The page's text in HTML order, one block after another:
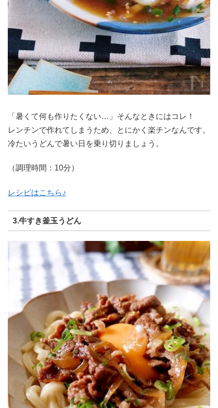
「暑くて何も作りたくない…」そんなときにはコレ！
レンチンで作れてしまうため、とにかく楽チンなんです。
冷たいうどんで暑い日を乗り切りましょう。
（調理時間：10分）
レシピはこちら♪
3.牛すき釜玉うどん